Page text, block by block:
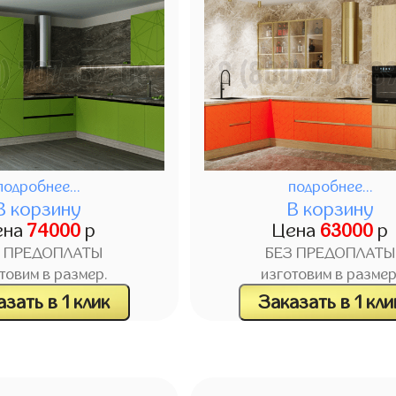
корзину
74000 р
ПРЕДОПЛАТЫ
в размер.
в 1 клик
подробнее...
В корзину
Цена 63000 р
БЕЗ ПРЕДОПЛАТЫ
изготовим в
Заказать в 1